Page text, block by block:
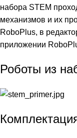
набора STEM
механизмов и их
RoboPlus, в
приложении
Роботы из